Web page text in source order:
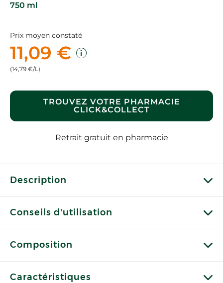
750 ml
Prix moyen constaté
11,09 €
(14,79 €/L)
TROUVEZ VOTRE PHARMACIE
CLICK&COLLECT
Retrait gratuit en pharmacie
Description
Conseils d'utilisation
Composition
Caractéristiques